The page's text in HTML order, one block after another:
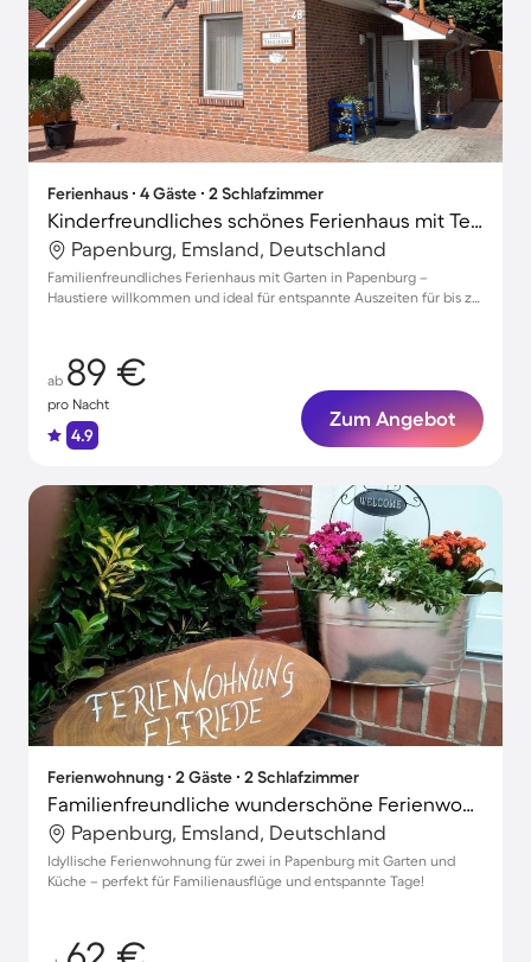
Ferienhaus ∙ 4 Gäste ∙ 2 Schlafzimmer
Kinderfreundliches schönes Ferienhaus mit Terrasse, Grill und Garten | Haustierfreundlich
Papenburg, Emsland, Deutschland
Familienfreundliches Ferienhaus mit Garten in Papenburg –
Haustiere willkommen und ideal für entspannte Auszeiten für bis zu
ab 89 €
pro Nacht
4.9
Zum Angebot
Ferienwohnung ∙ 2 Gäste ∙ 2 Schlafzimmer
Familienfreundliche wunderschöne Ferienwohnung mit Garten, Terrasse und Grill
Papenburg, Emsland, Deutschland
Idyllische Ferienwohnung für zwei in Papenburg mit Garten und
Küche – perfekt für Familienausflüge und entspannte Tage!